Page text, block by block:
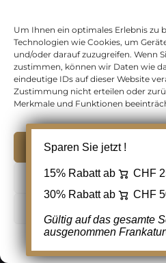
Um Ihnen ein optimales Erlebnis zu
Technologien wie Cookies, um
und/oder darauf zuzugreifen. Wenn
zustimmen, können wir Daten wie
eindeutige IDs auf dieser Website
Zustimmung nicht erteilen oder
Merkmale und Funktionen
Sparen Sie jetzt !
15% Rabatt ab CHF
30% Rabatt ab
CHF
Gültig auf das gesamte
ausgenommen